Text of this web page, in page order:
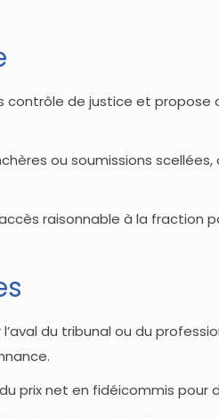
contrôle de justice et
ou soumissions
raisonnable à la fraction
du tribunal ou du
prix net en fidéicommis pour